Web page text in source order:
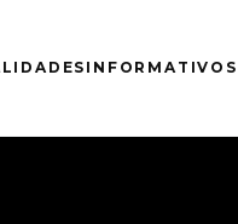
INFORMATIVOS